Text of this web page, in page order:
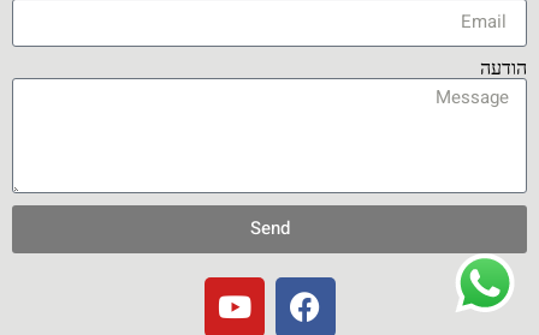
הודעה
Send